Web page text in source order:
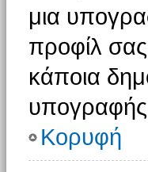
μια
προφίλ
κάποια
Κορυφή